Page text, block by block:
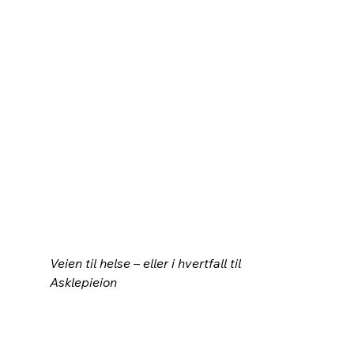
Veien til helse – eller i hvertfall til
Asklepieion